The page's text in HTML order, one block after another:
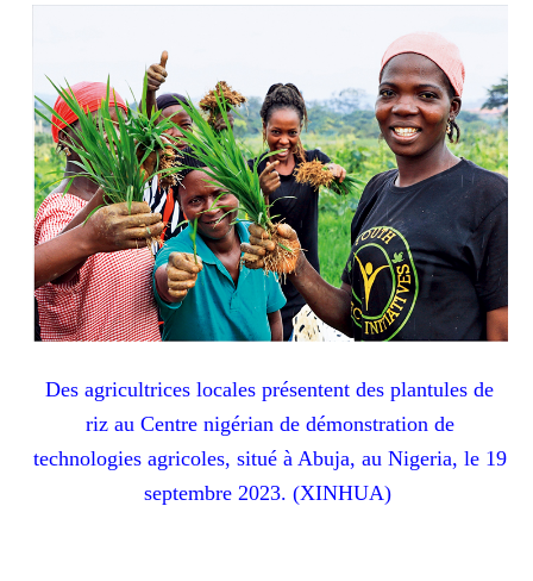
Des agricultrices locales présentent des plantules de
riz au Centre nigérian de démonstration de
technologies agricoles, situé à Abuja, au Nigeria, le 19
septembre 2023. (XINHUA)